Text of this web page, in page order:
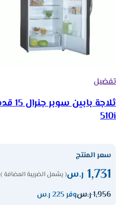
تفضيل
510i
سعر المنتج
1,731 ر.س( يشمل الضريبة المضافة )
1,956ر.سوفر 225 ر.س